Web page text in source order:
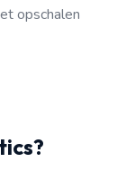
opschalen